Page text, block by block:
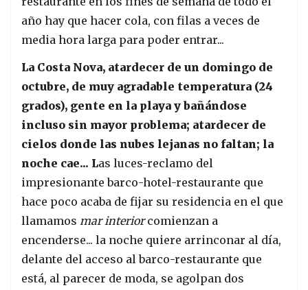
año hay que hacer cola, con filas a veces de
media hora larga para poder entrar...
La Costa Nova, atardecer de un domingo de
octubre, de muy agradable temperatura (24
grados), gente en la playa y bañándose
incluso sin mayor problema; atardecer de
cielos donde las nubes lejanas no faltan; la
noche cae... Las luces-reclamo del
impresionante barco-hotel-restaurante que
hace poco acaba de fijar su residencia en el que
llamamos mar interiorcomienzan a
encenderse... la noche quiere arrinconar al día,
delante del acceso al barco-restaurante que
está, al parecer de moda, se agolpan dos